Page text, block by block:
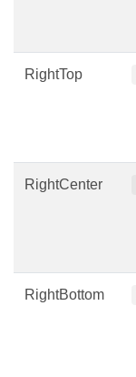
RightTop
RightCenter
RightBottom